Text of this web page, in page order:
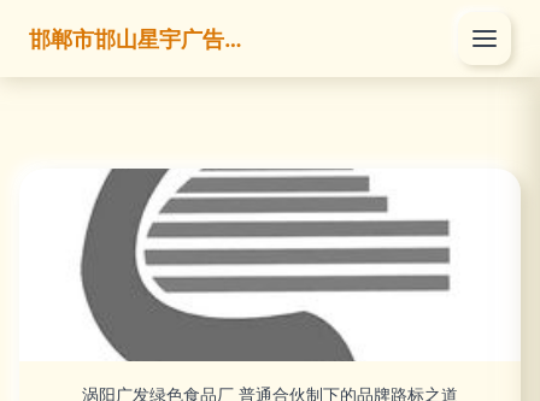
邯郸市邯山星宇广告有限公司
涡阳广发绿色食品厂 普通合伙制下的品牌路标之道